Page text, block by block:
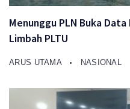
Menunggu PLN Buka
Limbah PLTU
ARUS UTAMA NASIONAL